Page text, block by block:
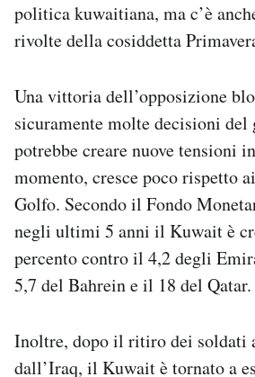
politica kuwaitiana, ma c’è
rivolte della cosiddetta
Una vittoria dell’opposizione
sicuramente molte decisioni del
potrebbe creare nuove tensioni
momento, cresce poco rispetto
Golfo. Secondo il Fondo
negli ultimi 5 anni il Kuwait è
percento contro il 4,2 degli
5,7 del Bahrein e il 18 del Qatar.
Inoltre, dopo il ritiro dei soldati
dall’Iraq, il Kuwait è tornato a